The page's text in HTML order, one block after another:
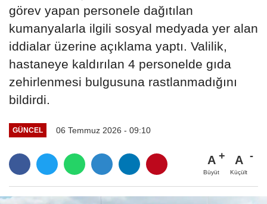
görev yapan personele dağıtılan
kumanyalarla ilgili sosyal medyada yer alan
iddialar üzerine açıklama yaptı. Valilik,
hastaneye kaldırılan 4 personelde gıda
zehirlenmesi bulgusuna rastlanmadığını
bildirdi.
GÜNCEL 06 Temmuz 2026 - 09:10
A
Büyüt
A
Küçült